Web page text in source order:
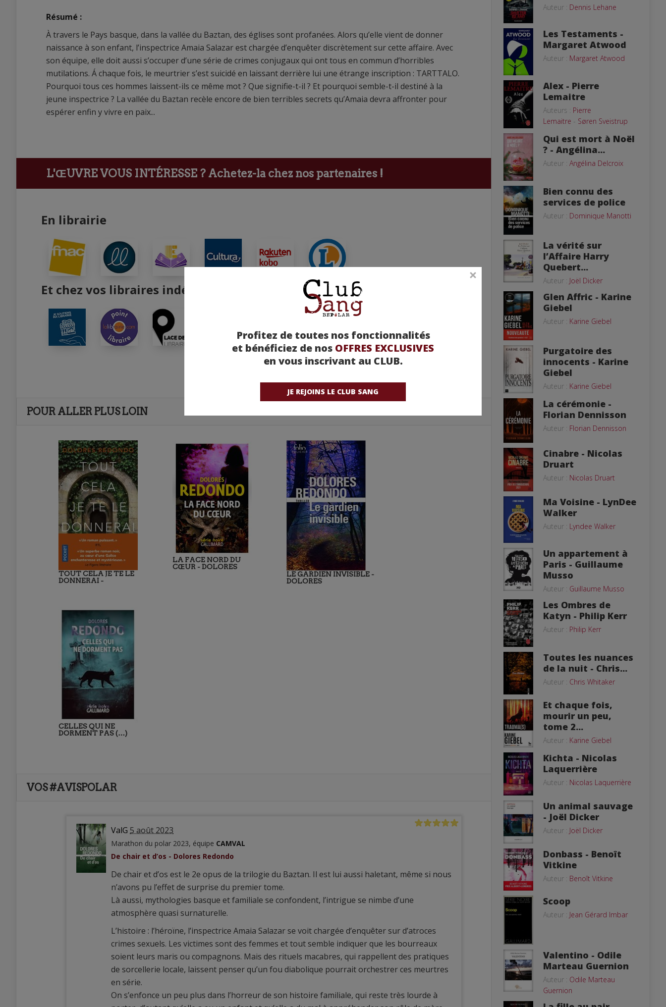
Profitez de toutes nos fonctionnalités
et bénéficiez de nos OFFRES EXCLUSIVES
en vous inscrivant au CLUB.
JE REJOINS LE CLUB SANG
Résumé :
À travers le Pays basque, dans la vallée du Baztan, des églises sont profanées. Alors qu’elle vient de donner
naissance à son enfant, l’inspectrice Amaia Salazar est chargée d’enquêter discrètement sur cette affaire. Avec
son équipe, elle doit aussi s’occuper d’une série de crimes conjugaux qui ont tous en commun d’horribles
mutilations. Á chaque fois, le meurtrier s’est suicidé en laissant derrière lui une étrange inscription : TARTTALO.
Pourquoi tous ces hommes laissent-ils ce même mot ? Que signifie-t-il ? Et pourquoi semble-t-il destiné à la
jeune inspectrice ? La vallée du Baztan recèle encore de bien terribles secrets qu’Amaia devra affronter pour
espérer enfin y vivre en paix...
L'ŒUVRE VOUS INTÉRESSE ? Achetez-la chez nos partenaires !
En librairie
Et chez vos libraires indépendants
POUR ALLER PLUS LOIN
TOUT CELA JE TE LE
DONNERAI -
LA FACE NORD DU
CŒUR - DOLORES
LE GARDIEN INVISIBLE -
DOLORES
CELLES QUI NE
DORMENT PAS (…)
VOS #AVISPOLAR
ValG 5 août 2023
Marathon du polar 2023, équipe CAMVAL
De chair et d’os - Dolores Redondo
De chair et d’os est le 2e opus de la trilogie du Baztan. Il est lui aussi haletant, même si nous
n’avons pu l’effet de surprise du premier tome.
Là aussi, mythologies basque et familiale se confondent, l’intrigue se nimbe d’une
atmosphère quasi surnaturelle.
L’histoire : l’héroïne, l’inspectrice Amaia Salazar se voit chargée d’enquêter sur d’atroces
crimes sexuels. Les victimes sont des femmes et tout semble indiquer que les bourreaux
soient leurs maris ou compagnons. Mais des rituels macabres, qui rappellent des pratiques
de sorcellerie locale, laissent penser qu’un fou diabolique pourrait orchestrer ces meurtres
en série.
On s’enfonce un peu plus dans l’horreur de son histoire familiale, qui reste très lourde à
Auteur : Dennis Lehane
Les Testaments -
Margaret Atwood
Auteur : Margaret Atwood
Alex - Pierre
Lemaitre
Auteurs : Pierre
Lemaitre - Søren Sveistrup
Qui est mort à Noël
? - Angélina...
Auteur : Angélina Delcroix
Bien connu des
services de police
Auteur : Dominique Manotti
La vérité sur
l’Affaire Harry
Quebert...
Auteur : Joël Dicker
Glen Affric - Karine
Giebel
Auteur : Karine Giebel
Purgatoire des
innocents - Karine
Giebel
Auteur : Karine Giebel
La cérémonie -
Florian Dennisson
Auteur : Florian Dennisson
Cinabre - Nicolas
Druart
Auteur : Nicolas Druart
Ma Voisine - LynDee
Walker
Auteur : Lyndee Walker
Un appartement à
Paris - Guillaume
Musso
Auteur : Guillaume Musso
Les Ombres de
Katyn - Philip Kerr
Auteur : Philip Kerr
Toutes les nuances
de la nuit - Chris...
Auteur : Chris Whitaker
Et chaque fois,
mourir un peu,
tome 2...
Auteur : Karine Giebel
Kichta - Nicolas
Laquerrière
Auteur : Nicolas Laquerrière
Un animal sauvage
- Joël Dicker
Auteur : Joël Dicker
Donbass - Benoît
Vitkine
Auteur : Benoît Vitkine
Scoop
Auteur : Jean Gérard Imbar
Valentino - Odile
Marteau Guernion
Auteur : Odile Marteau
Guernion